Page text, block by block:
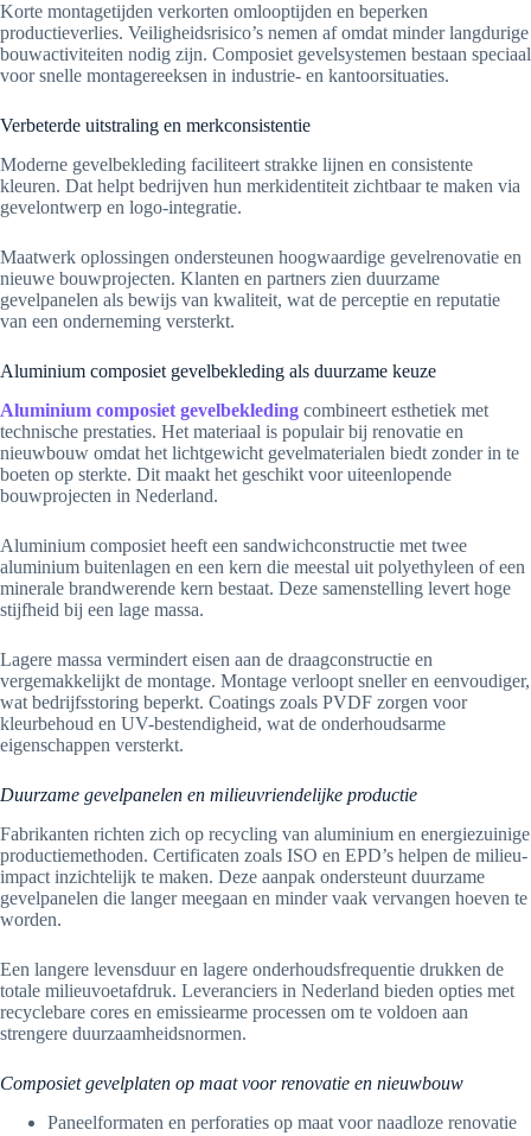
Korte montagetijden verkorten omlooptijden en beperken
productieverlies. Veiligheidsrisico’s nemen af omdat minder langdurige
bouwactiviteiten nodig zijn. Composiet gevelsystemen bestaan speciaal
voor snelle montagereeksen in industrie- en kantoorsituaties.
Verbeterde uitstraling en merkconsistentie
Moderne gevelbekleding faciliteert strakke lijnen en consistente
kleuren. Dat helpt bedrijven hun merkidentiteit zichtbaar te maken via
gevelontwerp en logo-integratie.
Maatwerk oplossingen ondersteunen hoogwaardige gevelrenovatie en
nieuwe bouwprojecten. Klanten en partners zien duurzame
gevelpanelen als bewijs van kwaliteit, wat de perceptie en reputatie
van een onderneming versterkt.
Aluminium composiet gevelbekleding als duurzame keuze
Aluminium composiet gevelbekleding combineert esthetiek met
technische prestaties. Het materiaal is populair bij renovatie en
nieuwbouw omdat het lichtgewicht gevelmaterialen biedt zonder in te
boeten op sterkte. Dit maakt het geschikt voor uiteenlopende
bouwprojecten in Nederland.
Aluminium composiet heeft een sandwichconstructie met twee
aluminium buitenlagen en een kern die meestal uit polyethyleen of een
minerale brandwerende kern bestaat. Deze samenstelling levert hoge
stijfheid bij een lage massa.
Lagere massa vermindert eisen aan de draagconstructie en
vergemakkelijkt de montage. Montage verloopt sneller en eenvoudiger,
wat bedrijfsstoring beperkt. Coatings zoals PVDF zorgen voor
kleurbehoud en UV-bestendigheid, wat de onderhoudsarme
eigenschappen versterkt.
Duurzame gevelpanelen en milieuvriendelijke productie
Fabrikanten richten zich op recycling van aluminium en energiezuinige
productiemethoden. Certificaten zoals ISO en EPD’s helpen de milieu-
impact inzichtelijk te maken. Deze aanpak ondersteunt duurzame
gevelpanelen die langer meegaan en minder vaak vervangen hoeven te
worden.
Een langere levensduur en lagere onderhoudsfrequentie drukken de
totale milieuvoetafdruk. Leveranciers in Nederland bieden opties met
recyclebare cores en emissiearme processen om te voldoen aan
strengere duurzaamheidsnormen.
Composiet gevelplaten op maat voor renovatie en nieuwbouw
Paneelformaten en perforaties op maat voor naadloze renovatie